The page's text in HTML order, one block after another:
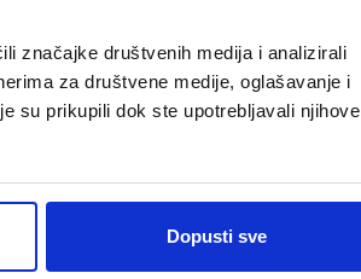
značajke društvenih medija i analizirali
za društvene medije, oglašavanje i
su prikupili dok ste upotrebljavali njihove
Dopusti sve